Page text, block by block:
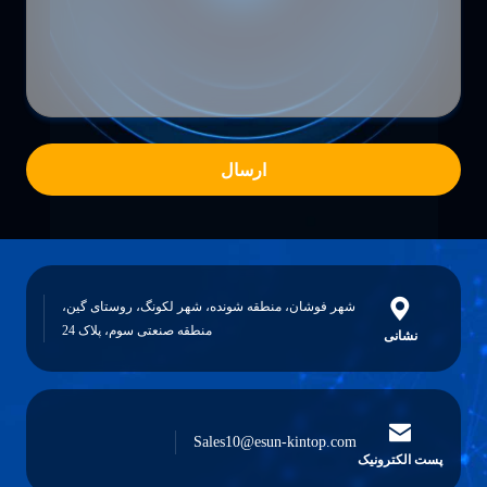
ارسال
نشانی
شهر فوشان، منطقه شونده، شهر لکونگ، روستای گین،
منطقه صنعتی سوم، پلاک 24
پست الکترونیک
Sales10@esun-kintop.com